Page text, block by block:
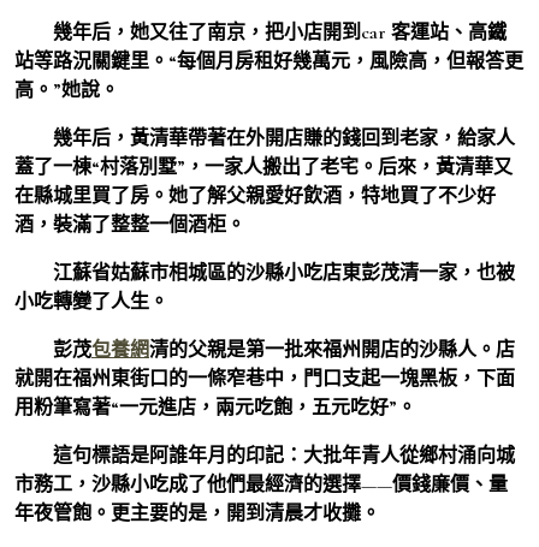
幾年后，她又往了南京，把小店開到car 客運站、高鐵
站等路況關鍵里。“每個月房租好幾萬元，風險高，但報答更
高。”她說。
幾年后，黃清華帶著在外開店賺的錢回到老家，給家人
蓋了一棟“村落別墅”，一家人搬出了老宅。后來，黃清華又
在縣城里買了房。她了解父親愛好飲酒，特地買了不少好
酒，裝滿了整整一個酒柜。
江蘇省姑蘇市相城區的沙縣小吃店東彭茂清一家，也被
小吃轉變了人生。
彭茂包養網清的父親是第一批來福州開店的沙縣人。店
就開在福州東街口的一條窄巷中，門口支起一塊黑板，下面
用粉筆寫著“一元進店，兩元吃飽，五元吃好”。
這句標語是阿誰年月的印記：大批年青人從鄉村涌向城
市務工，沙縣小吃成了他們最經濟的選擇——價錢廉價、量
年夜管飽。更主要的是，開到清晨才收攤。